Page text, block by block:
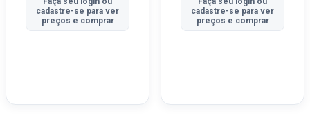
cadastre-se para ver
preços e comprar
cadastre-se para ver
preços e comprar